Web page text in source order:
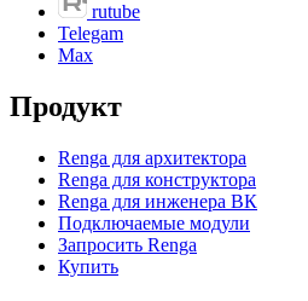
rutube
Telegam
Max
Продукт
Renga для архитектора
Renga для конструктора
Renga для инженера ВК
Подключаемые модули
Запросить Renga
Купить